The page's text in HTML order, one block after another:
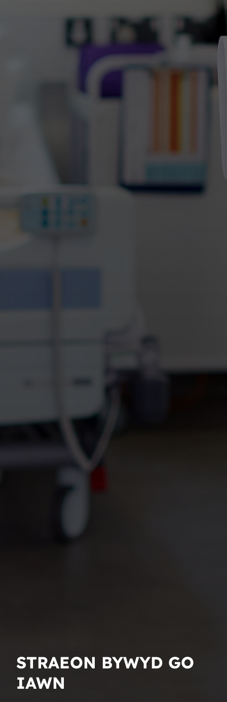
STRAEON BYWYD GO
IAWN